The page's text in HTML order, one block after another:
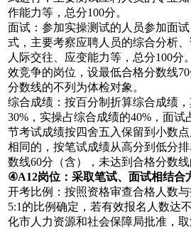
作能力等，总分100分。
面试：参加实操测试的人员参加面
式，主要考察应聘人员的综合分析、
人际交往、应变能力等，总分100分
效竞争的岗位，设最低合格分数线
分数线的不列为体检对象。
综合成绩：按百分制折算综合成绩
30%，实操占综合成绩的40%，面试
节考试成绩按四舍五入保留到小数
相同的，按笔试成绩从高分到低分
数线60分（含），未达到合格分数线
④A12岗位： 采取笔试、面试相结合
开考比例：按照资格审查合格人数
5:1的比例确定，若有效报名人数达
化市人力资源和社会保障局批准，取